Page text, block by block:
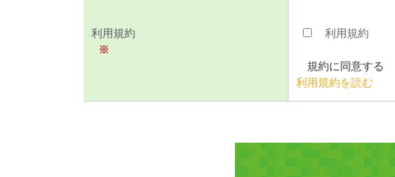
利用規約
※
利用規約
規約に同意する
利用規約を読む